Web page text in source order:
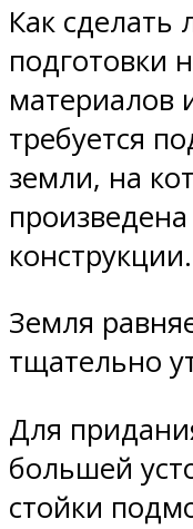
Как сделать
подготовки
материалов
требуется
земли, на
произведена
конструкции.
Земля
тщательно
Для
большей
стойки